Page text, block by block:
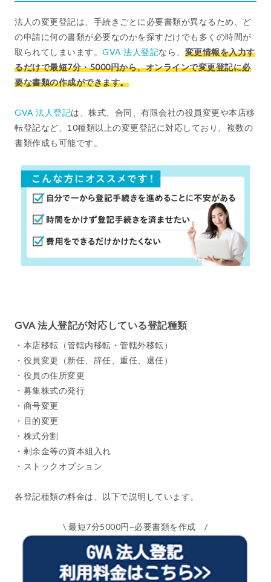
法人の変更登記は、手続きごとに必要書類が異なるため、ど
の申請に何の書類が必要なのかを探すだけでも多くの時間が
取られてしまいます。 GVA 法人登記なら、 変更情報を入力す
るだけで最短7分・5000円から、オンラインで変更登記に必
要な書類の作成ができます。
GVA 法人登記は、株式、合同、有限会社の役員変更や本店移
転登記など、10種類以上の変更登記に対応しており、複数の
書類作成も可能です。
GVA 法人登記が対応している登記種類
・本店移転（管轄内移転・管轄外移転）
・役員変更（新任、辞任、重任、退任）
・役員の住所変更
・募集株式の発行
・商号変更
・目的変更
・株式分割
・剰余金等の資本組入れ
・ストックオプション
各登記種類の料金は、以下で説明しています。
\ 最短7分5000円~必要書類を作成 /